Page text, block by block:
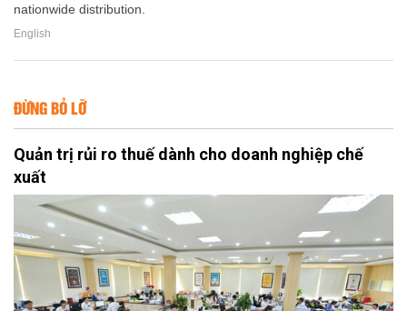
nationwide distribution.
English
ĐỪNG BỎ LỠ
Quản trị rủi ro thuế dành cho doanh nghiệp chế
xuất